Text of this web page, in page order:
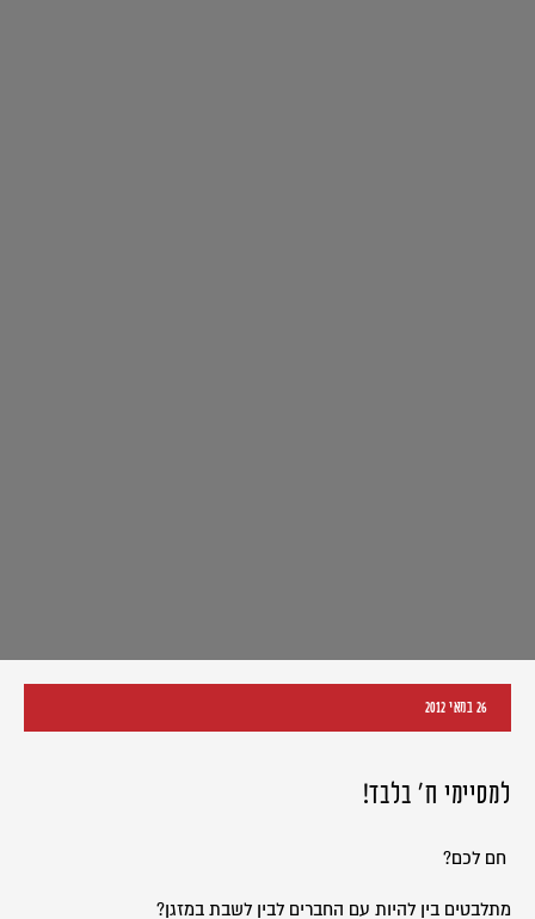
26 במאי 2012
למסיימי ח' בלבד!
חם לכם?
מתלבטים בין להיות עם החברים לבין לשבת במזגן?